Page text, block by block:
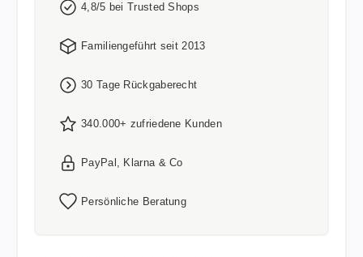
4,8/5 bei Trusted Shops
Familiengeführt seit 2013
30 Tage Rückgaberecht
340.000+ zufriedene Kunden
PayPal, Klarna & Co
Persönliche Beratung